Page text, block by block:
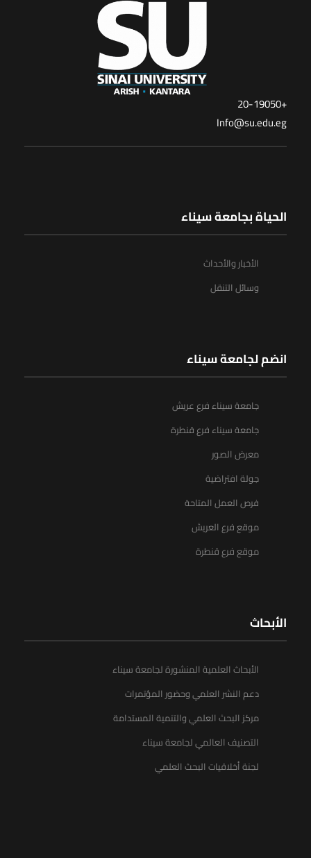
+20-19050
Info@su.edu.eg
الحياة بجامعة سيناء
الأخبار والأحداث
وسائل التنقل
انضم لجامعة سيناء
جامعة سيناء فرع عريش
جامعة سيناء فرع قنطرة
معرض الصور
جولة افتراضية
فرص العمل المتاحة
موقع فرع العريش
موقع فرع قنطرة
الأبحاث
الأبحاث العلمية المنشورة لجامعة سيناء
دعم النشر العلمي وحضور المؤتمرات
مركز البحث العلمي والتنمية المستدامة
التصنيف العالمي لجامعة سيناء
لجنة أخلاقيات البحث العلمي